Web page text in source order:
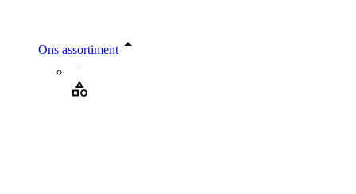
Ons assortiment